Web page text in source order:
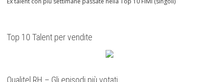
Top 10 Talent per vendite
Qualitel RH – Gli episodi più votati